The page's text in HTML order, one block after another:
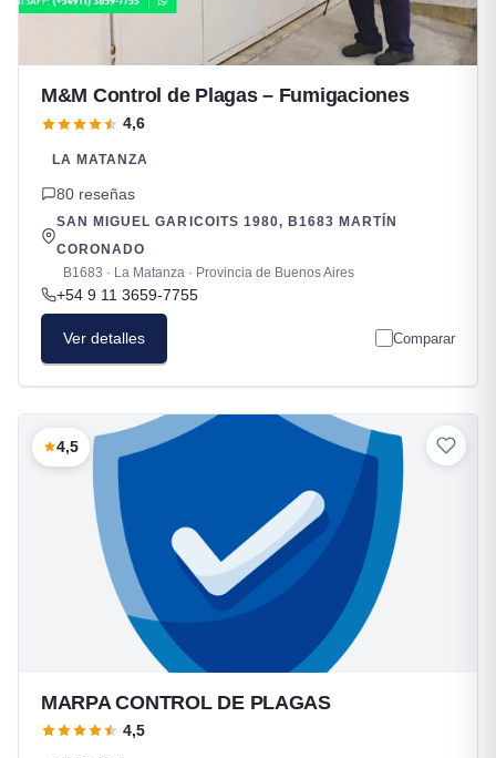
M&M Control de Plagas – Fumigaciones
4,6
LA MATANZA
80 reseñas
SAN MIGUEL GARICOITS 1980, B1683 MARTÍN
CORONADO
B1683 · La Matanza · Provincia de Buenos Aires
+54 9 11 3659-7755
Ver detalles Comparar
4,5
MARPA CONTROL DE PLAGAS
4,5